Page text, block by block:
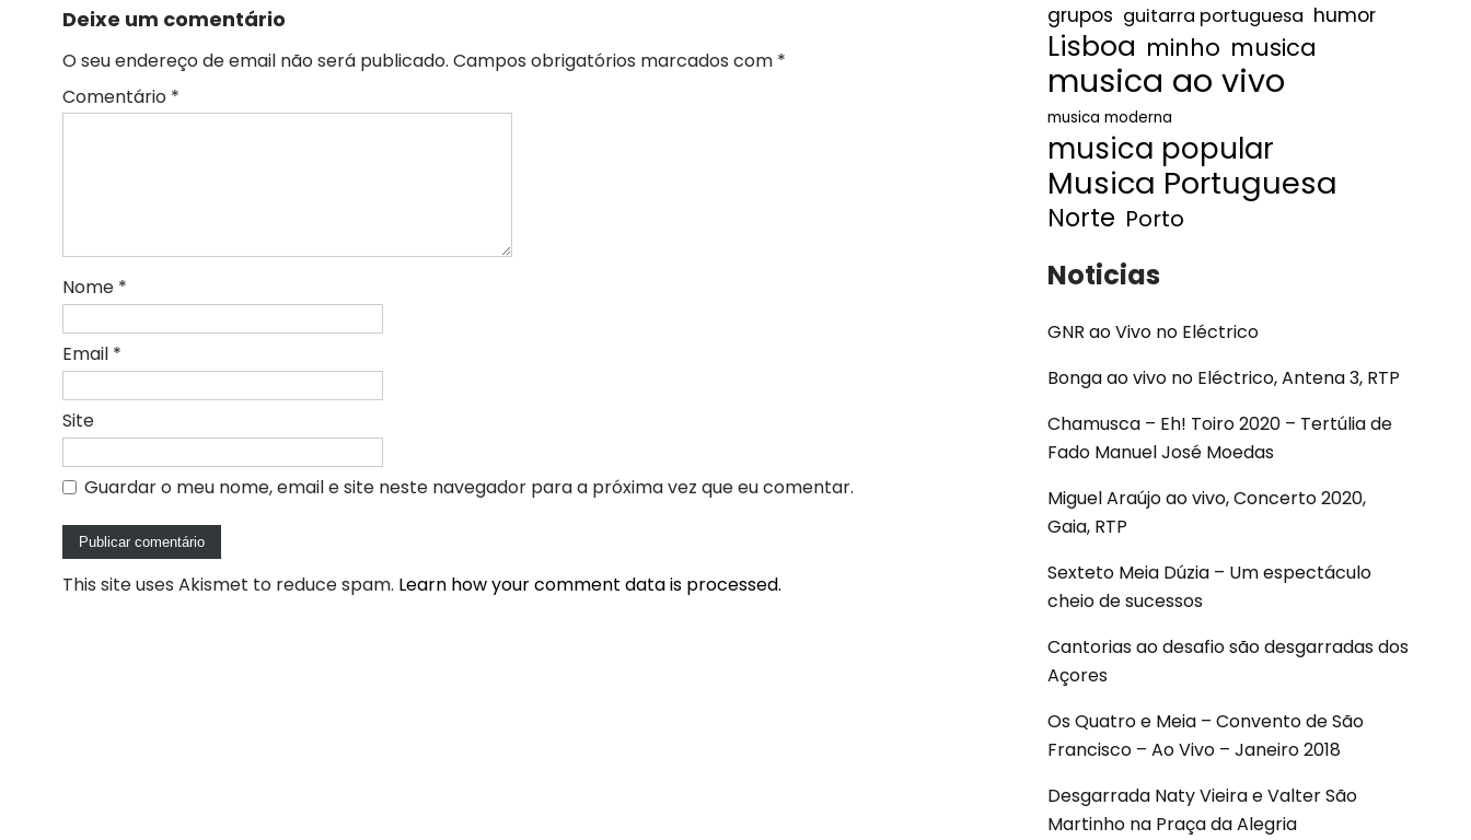
Deixe um comentário
O seu endereço de email não será publicado. Campos obrigatórios marcados com *
Comentário *
Nome *
Email *
Site
Guardar o meu nome, email e site neste navegador para a próxima vez que eu comentar.
This site uses Akismet to reduce spam. Learn how your comment data is processed.
grupos guitarra portuguesa humor
Lisboa minho musica
musica ao vivo
musica moderna
musica popular
Musica Portuguesa
Norte Porto
Noticias
GNR ao Vivo no Eléctrico
Bonga ao vivo no Eléctrico, Antena 3, RTP
Chamusca – Eh! Toiro 2020 – Tertúlia de
Fado Manuel José Moedas
Miguel Araújo ao vivo, Concerto 2020,
Gaia, RTP
Sexteto Meia Dúzia – Um espectáculo
cheio de sucessos
Cantorias ao desafio são desgarradas dos
Açores
Os Quatro e Meia – Convento de São
Francisco – Ao Vivo – Janeiro 2018
Desgarrada Naty Vieira e Valter São
Martinho na Praça da Alegria